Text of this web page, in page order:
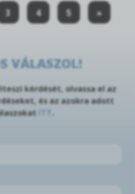
3 4 5 »
VÁLASZOL!
kérdését, olvassa el az
és az azokra adott